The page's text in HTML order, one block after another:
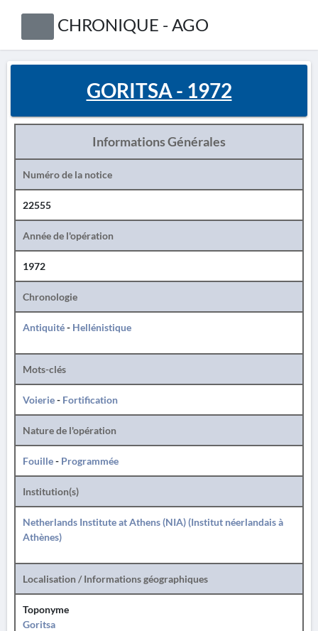
CHRONIQUE - AGO
GORITSA - 1972
Informations Générales
Numéro de la notice
22555
Année de l'opération
1972
Chronologie
Antiquité- Hellénistique
Mots-clés
Voierie- Fortification
Nature de l'opération
Fouille- Programmée
Institution(s)
Netherlands Institute at Athens (NIA) (Institut néerlandais à
Athènes)
Localisation / Informations géographiques
Toponyme
Goritsa